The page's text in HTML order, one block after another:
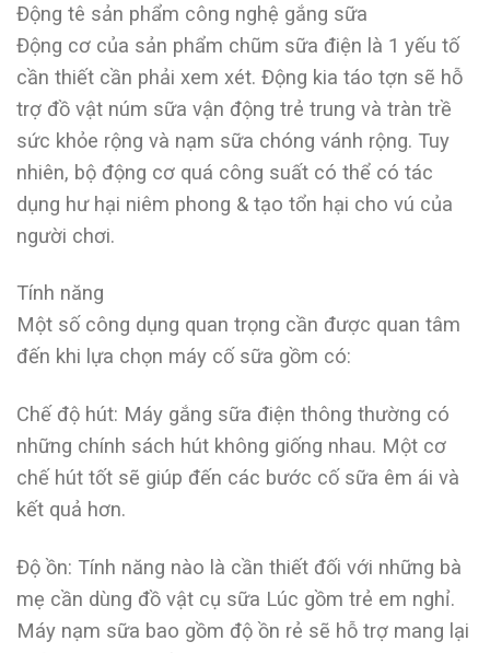
Động tê sản phẩm công nghệ gắng sữa
Động cơ của sản phẩm chũm sữa điện là 1 yếu tố
cần thiết cần phải xem xét. Động kia táo tợn sẽ hỗ
trợ đồ vật núm sữa vận động trẻ trung và tràn trề
sức khỏe rộng và nạm sữa chóng vánh rộng. Tuy
nhiên, bộ động cơ quá công suất có thể có tác
dụng hư hại niêm phong & tạo tổn hại cho vú của
người chơi.
Tính năng
Một số công dụng quan trọng cần được quan tâm
đến khi lựa chọn máy cố sữa gồm có:
Chế độ hút: Máy gắng sữa điện thông thường có
những chính sách hút không giống nhau. Một cơ
chế hút tốt sẽ giúp đến các bước cố sữa êm ái và
kết quả hơn.
Độ ồn: Tính năng nào là cần thiết đối với những bà
mẹ cần dùng đồ vật cụ sữa Lúc gồm trẻ em nghỉ.
Máy nạm sữa bao gồm độ ồn rẻ sẽ hỗ trợ mang lại